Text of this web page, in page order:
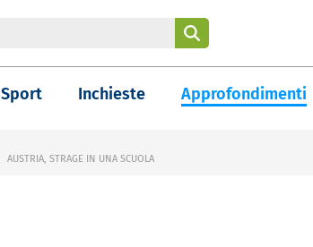
Sport Inchieste Approfondimenti
AUSTRIA, STRAGE IN UNA SCUOLA